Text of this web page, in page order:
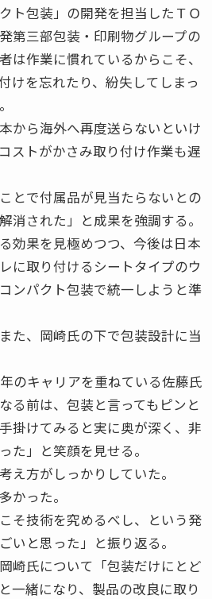
ト包装」の開発を担当したＴＯ
第三部包装・印刷物グループの
は作業に慣れているからこそ、
けを忘れたり、紛失してしまっ
から海外へ再度送らないといけ
ストがかさみ取り付け作業も遅
とで付属品が見当たらないとの
消された」と成果を強調する。
効果を見極めつつ、今後は日本
に取り付けるシートタイプのウ
ンパクト包装で統一しようと準
た、岡崎氏の下で包装設計に当
のキャリアを重ねている佐藤氏
る前は、包装と言ってもピンと
掛けてみると実に奥が深く、非
た」と笑顔を見せる。
え方がしっかりしていた。
かった。
そ技術を究めるべし、という発
いと思った」と振り返る。
崎氏について「包装だけにとど
一緒になり、製品の改良に取り